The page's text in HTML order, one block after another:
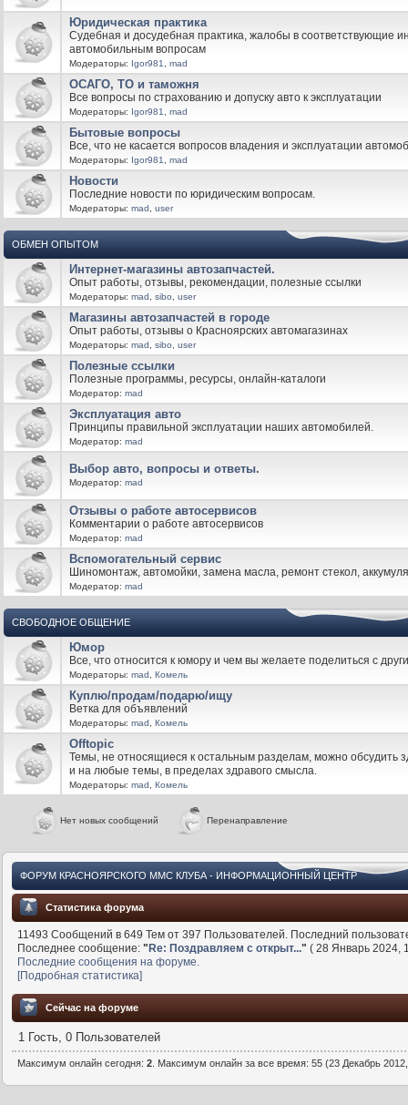
Юридическая практика
Судебная и досудебная практика, жалобы в соответствующие
автомобильным вопросам
Модераторы: Igor981 ,mad
ОСАГО, ТО и таможня
Все вопросы по страхованию и допуску авто к эксплуатации
Модераторы: Igor981 ,mad
Бытовые вопросы
Все, что не касается вопросов владения и эксплуатации
Модераторы: Igor981 ,mad
Новости
Последние новости по юридическим вопросам.
Модераторы:mad ,user
ОБМЕН ОПЫТОМ
Интернет-магазины автозапчастей.
Опыт работы, отзывы, рекомендации, полезные ссылки
Модераторы:mad ,sibo ,user
Магазины автозапчастей в городе
Опыт работы, отзывы о Красноярских автомагазинах
Модераторы:mad ,sibo ,user
Полезные ссылки
Полезные программы, ресурсы, онлайн-каталоги
Модератор:mad
Эксплуатация авто
Принципы правильной эксплуатации наших автомобилей.
Модератор:mad
Выбор авто, вопросы и ответы.
Модератор:mad
Отзывы о работе автосервисов
Комментарии о работе автосервисов
Модератор:mad
Вспомогательный сервис
Шиномонтаж, автомойки, замена масла, ремонт стекол,
Модератор:mad
СВОБОДНОЕ ОБЩЕНИЕ
Юмор
Все, что относится к юмору и чем вы желаете поделиться с
Модераторы:mad ,Комель
Куплю/продам/подарю/ищу
Ветка для объявлений
Модераторы:mad ,Комель
Offtopic
Темы, не относящиеся к остальным разделам, можно обсудить
и на любые темы, в пределах здравого смысла.
Модераторы:mad ,Комель
Нет новых сообщений Перенаправление
ФОРУМ КРАСНОЯРСКОГО MMC КЛУБА - ИНФОРМАЦИОННЫЙ ЦЕНТР
Статистика форума
11493 Сообщений в 649 Тем от 397 Пользователей. Последний
Последнее сообщение: "Re: Поздравляем с открыт..." ( 28 Январь 2024,
Последние сообщения на форуме.
[Подробная статистика]
Сейчас на форуме
1 Гость, 0 Пользователей
Максимум онлайн сегодня: 2. Максимум онлайн за все время: 55 (23 Декабрь